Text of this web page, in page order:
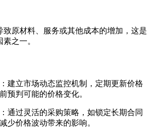
致原材料、服务或其他成本的增加，这是
之一。
：建立市场动态监控机制，定期更新价格
预判可能的价格变化。
：通过灵活的采购策略，如锁定长期合同
少价格波动带来的影响。